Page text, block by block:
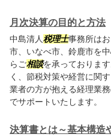
月次決算の目的と方法
中島清人税理士事務所は
市、いなべ市、鈴鹿市を
らご相談を承っておりま
く、節税対策や経営に関す
業者の方が抱える経理業
でサポートいたします。
決算書とは～基本構造